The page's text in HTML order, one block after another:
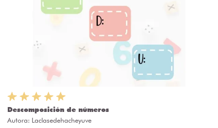
Descomposición de números
Autora: Laclasedehacheyuve